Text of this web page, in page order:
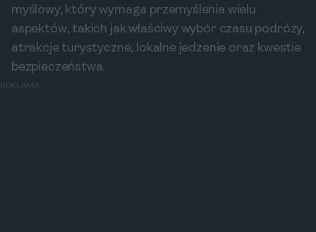
myślowy, który wymaga przemyślenia wielu
aspektów, takich jak właściwy wybór czasu podróży,
atrakcje turystyczne, lokalne jedzenie oraz kwestie
bezpieczeństwa.
REKLAMA